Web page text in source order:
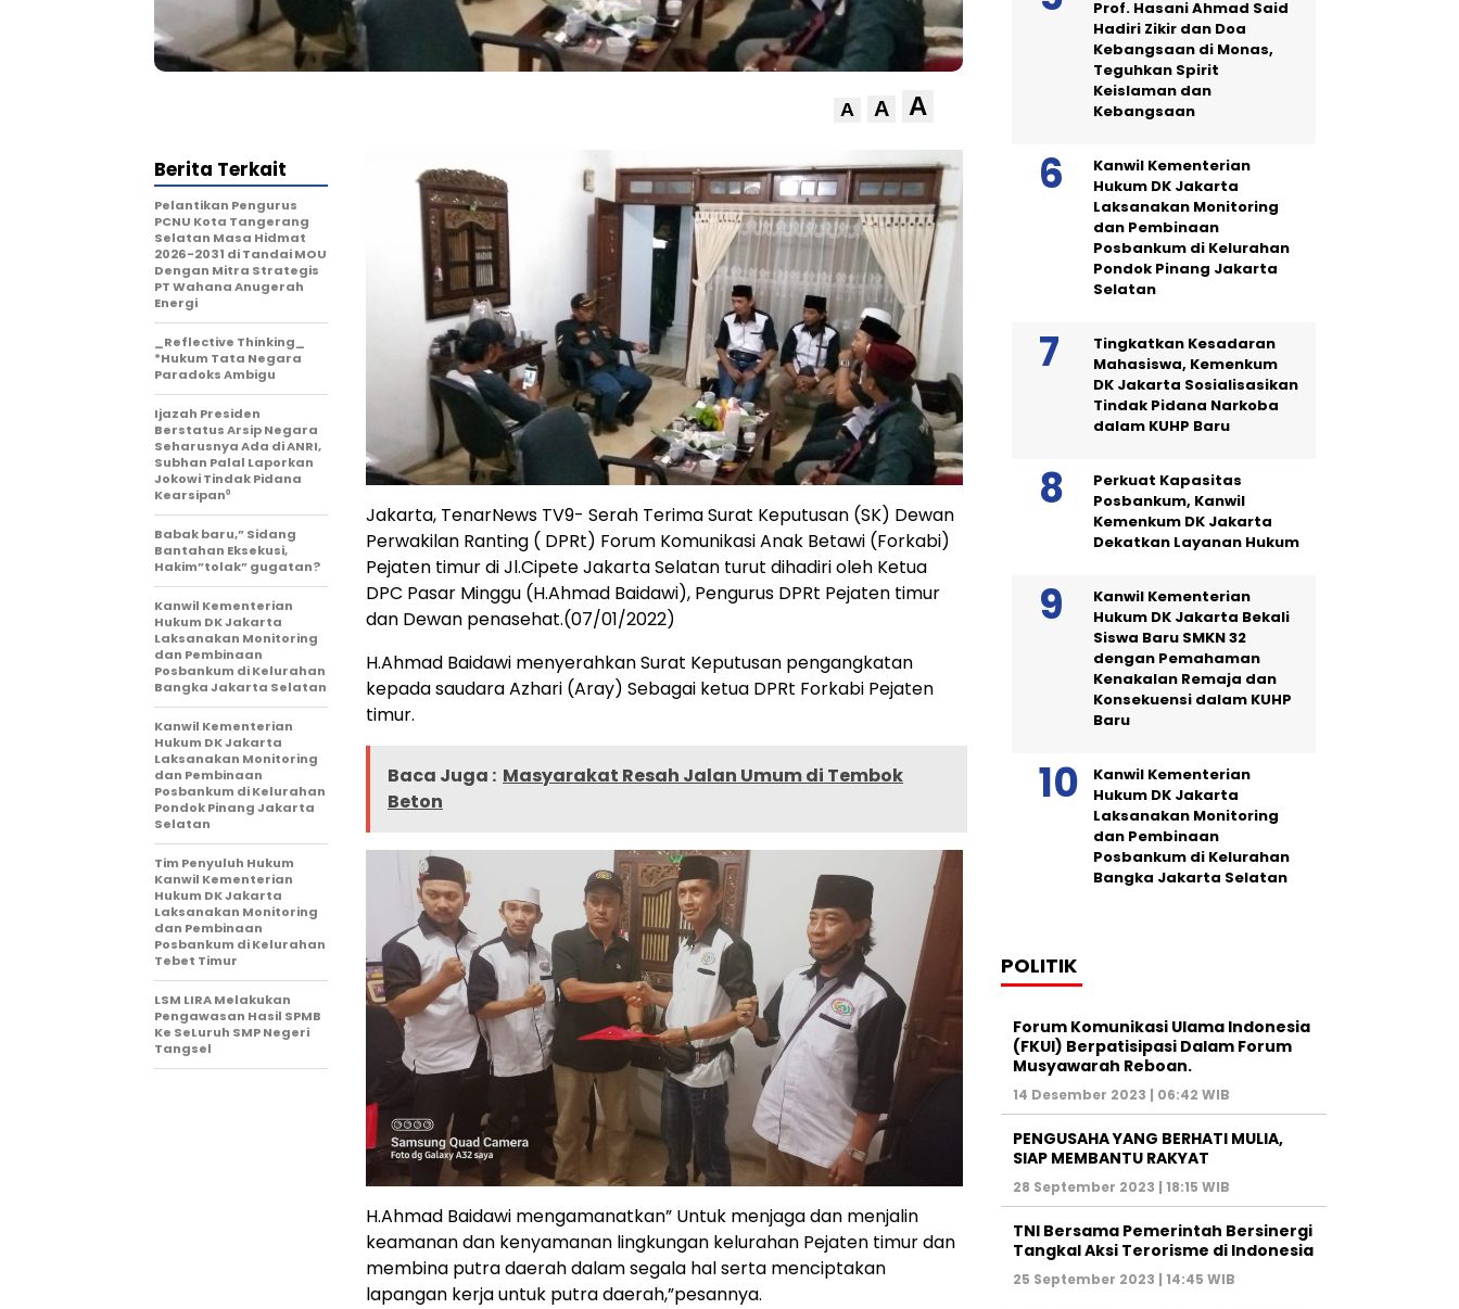
A A A
Jakarta, TenarNews TV9- Serah Terima Surat Keputusan (SK) Dewan
Perwakilan Ranting ( DPRt) Forum Komunikasi Anak Betawi (Forkabi)
Pejaten timur di Jl.Cipete Jakarta Selatan turut dihadiri oleh Ketua
DPC Pasar Minggu (H.Ahmad Baidawi), Pengurus DPRt Pejaten timur
dan Dewan penasehat.(07/01/2022)
H.Ahmad Baidawi menyerahkan Surat Keputusan pengangkatan
kepada saudara Azhari (Aray) Sebagai ketua DPRt Forkabi Pejaten
timur.
Baca Juga : Masyarakat Resah Jalan Umum di Tembok
Beton
H.Ahmad Baidawi mengamanatkan” Untuk menjaga dan menjalin
keamanan dan kenyamanan lingkungan kelurahan Pejaten timur dan
membina putra daerah dalam segala hal serta menciptakan
lapangan kerja untuk putra daerah,”pesannya.
Berita Terkait
Pelantikan Pengurus
PCNU Kota Tangerang
Selatan Masa Hidmat
2026-2031 di Tandai MOU
Dengan Mitra Strategis
PT Wahana Anugerah
Energi
_Reflective Thinking_
*Hukum Tata Negara
Paradoks Ambigu
Ijazah Presiden
Berstatus Arsip Negara
Seharusnya Ada di ANRI,
Subhan Palal Laporkan
Jokowi Tindak Pidana
Kearsipan⁰
Babak baru,” Sidang
Bantahan Eksekusi,
Hakim”tolak” gugatan?
Kanwil Kementerian
Hukum DK Jakarta
Laksanakan Monitoring
dan Pembinaan
Posbankum di Kelurahan
Bangka Jakarta Selatan
Kanwil Kementerian
Hukum DK Jakarta
Laksanakan Monitoring
dan Pembinaan
Posbankum di Kelurahan
Pondok Pinang Jakarta
Selatan
Tim Penyuluh Hukum
Kanwil Kementerian
Hukum DK Jakarta
Laksanakan Monitoring
dan Pembinaan
Posbankum di Kelurahan
Tebet Timur
LSM LIRA Melakukan
Pengawasan Hasil SPMB
Ke SeLuruh SMP Negeri
Tangsel
Prof. Hasani Ahmad Said
Hadiri Zikir dan Doa
Kebangsaan di Monas,
Teguhkan Spirit
Keislaman dan
Kebangsaan
Kanwil Kementerian
Hukum DK Jakarta
Laksanakan Monitoring
dan Pembinaan
Posbankum di Kelurahan
Pondok Pinang Jakarta
Selatan
Tingkatkan Kesadaran
Mahasiswa, Kemenkum
DK Jakarta Sosialisasikan
Tindak Pidana Narkoba
dalam KUHP Baru
Perkuat Kapasitas
Posbankum, Kanwil
Kemenkum DK Jakarta
Dekatkan Layanan Hukum
Kanwil Kementerian
Hukum DK Jakarta Bekali
Siswa Baru SMKN 32
dengan Pemahaman
Kenakalan Remaja dan
Konsekuensi dalam KUHP
Baru
Kanwil Kementerian
Hukum DK Jakarta
Laksanakan Monitoring
dan Pembinaan
Posbankum di Kelurahan
Bangka Jakarta Selatan
POLITIK
Forum Komunikasi Ulama Indonesia
(FKUI) Berpatisipasi Dalam Forum
Musyawarah Reboan.
14 Desember 2023 | 06:42 WIB
PENGUSAHA YANG BERHATI MULIA,
SIAP MEMBANTU RAKYAT
28 September 2023 | 18:15 WIB
TNI Bersama Pemerintah Bersinergi
Tangkal Aksi Terorisme di Indonesia
25 September 2023 | 14:45 WIB